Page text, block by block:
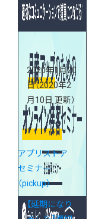
webセミナー
2020年1月20
日（2020年2
月10日 更新）
アプリストア
セミナー
（pickup）
【延期になり